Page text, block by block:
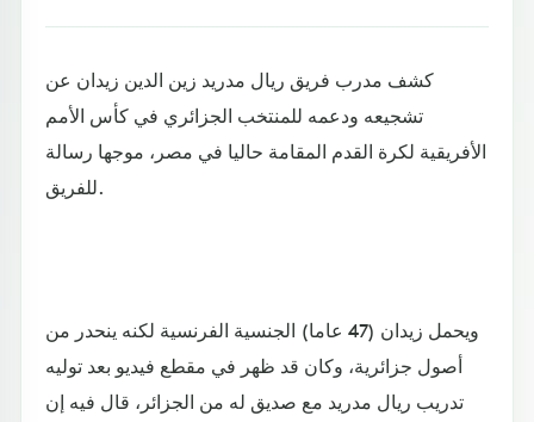
كشف مدرب فريق ريال مدريد زين الدين زيدان عن
تشجيعه ودعمه للمنتخب الجزائري في كأس الأمم
الأفريقية لكرة القدم المقامة حاليا في مصر، موجها رسالة
للفريق.
ويحمل زيدان (47 عاما) الجنسية الفرنسية لكنه ينحدر من
أصول جزائرية، وكان قد ظهر في مقطع فيديو بعد توليه
تدريب ريال مدريد مع صديق له من الجزائر، قال فيه إن